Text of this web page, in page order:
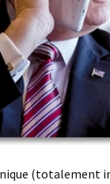
(totalement